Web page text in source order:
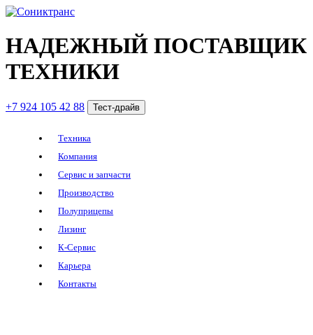
НАДЕЖНЫЙ ПОСТАВЩИК
ТЕХНИКИ
+7 924 105 42 88 Тест-драйв
Техника
Компания
Сервис и запчасти
Производство
Полуприцепы
Лизинг
К-Сервис
Карьера
Контакты